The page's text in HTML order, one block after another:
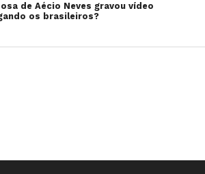
de Aécio Neves gravou vídeo
os brasileiros?